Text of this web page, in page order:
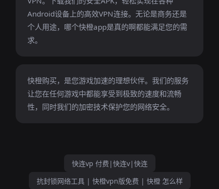
Android设备上的高效VPN连接。无论是商务还是
个人用途，哪个快橙app是真的啊都能满足您的需
求。
快橙购买，是您游戏加速的理想伙伴。我们的服务
让您在任何游戏中都能享受到极致的速度和流畅
性，同时我们的加密技术保护您的网络安全。
快连vp 付费|快连v|快连
抗封锁网络工具 | 快橙vpn版免费 | 快橙 怎么样